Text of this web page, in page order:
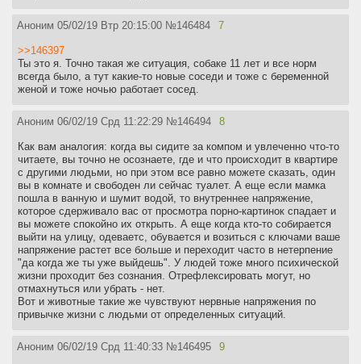
Аноним 05/02/19 Втр 20:15:00 №146484 7
>>146397
Ты это я. Точно такая же ситуация, собаке 11 лет и все норм
всегда было, а тут какие-то новые соседи и тоже с беременной
женой и тоже ночью работает сосед.
Аноним 06/02/19 Срд 11:22:29 №146494 8
Как вам аналогия: когда вы сидите за компом и увлеченно что-то
читаете, вы точно не осознаете, где и что происходит в квартире
с другими людьми, но при этом все равно можете сказать, один
вы в комнате и свободен ли сейчас туалет. А еще если мамка
пошла в ванную и шумит водой, то внутреннее напряжение,
которое сдерживало вас от просмотра порно-картинок спадает и
вы можете спокойно их открыть. А еще когда кто-то собирается
выйти на улицу, одеваетс, обувается и возиться с ключами ваше
напряжение растет все больше и переходит часто в нетерпение
"да когда же ты уже выйдешь". У людей тоже много психической
жизни проходит без сознания. Отрефлексировать могут, но
отмахнуться или убрать - нет.
Вот и животные такие же чувствуют нервные напряжения по
привычке жизни с людьми от определенных ситуаций.
Аноним 06/02/19 Срд 11:40:33 №146495 9